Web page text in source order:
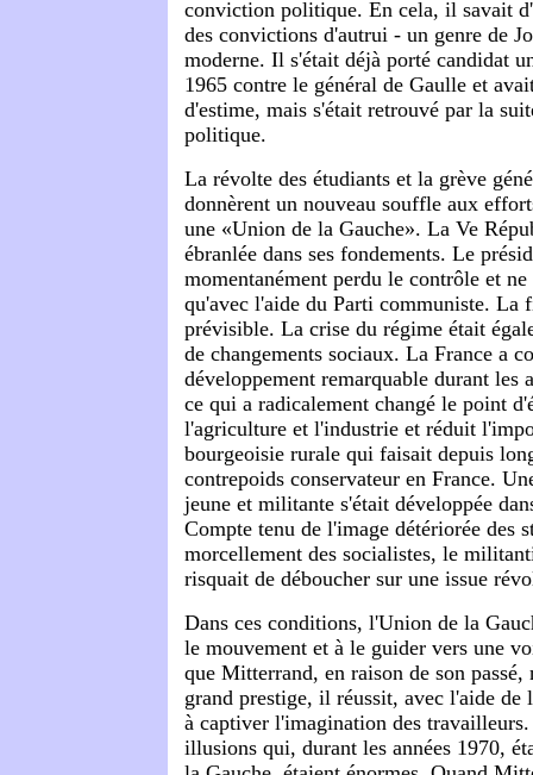
conviction politique. En cela, il savait
des convictions d'autrui - un genre de
moderne. Il s'était déjà porté candidat
1965 contre le général de Gaulle et
d'estime, mais s'était retrouvé par la
politique.
La révolte des étudiants et la grève
donnèrent un nouveau souffle aux
une «Union de la Gauche». La Ve
ébranlée dans ses fondements. Le
momentanément perdu le contrôle et
qu'avec l'aide du Parti communiste. La
prévisible. La crise du régime était
de changements sociaux. La France a
développement remarquable durant les
ce qui a radicalement changé le point
l'agriculture et l'industrie et réduit
bourgeoisie rurale qui faisait depuis
contrepoids conservateur en France.
jeune et militante s'était développée
Compte tenu de l'image détériorée des
morcellement des socialistes, le
risquait de déboucher sur une issue
Dans ces conditions, l'Union de la
le mouvement et à le guider vers une
que Mitterrand, en raison de son passé,
grand prestige, il réussit, avec l'aide de
à captiver l'imagination des
illusions qui, durant les années 1970,